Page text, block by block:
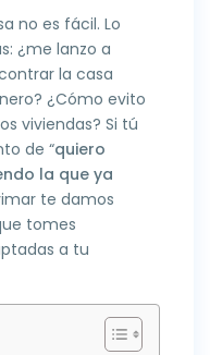
no es fácil. Lo
¿me lanzo a
la casa
¿Cómo evito
viviendas? Si tú
de “quiero
la que ya
te damos
tomes
a tu